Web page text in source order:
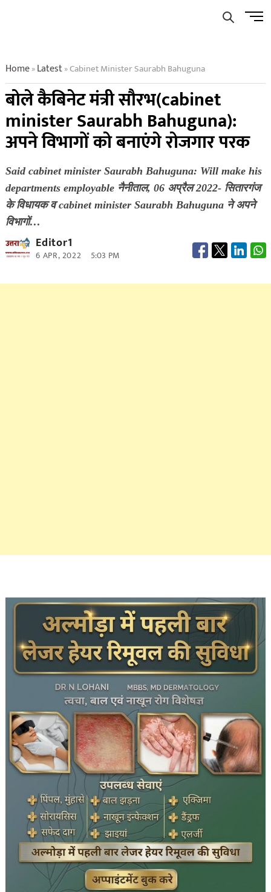
Menu
Home»Latest»Cabinet Minister Saurabh Bahuguna
बोले कैबिनेट मंत्री सौरभ(cabinet
minister Saurabh Bahuguna):
अपने विभागों को बनाएंगे रोजगार परक
Said cabinet minister Saurabh Bahuguna: Will make his
departments employable नैनीताल, 06 अप्रैल 2022- सितारगंज
के विधायक व cabinet minister Saurabh Bahuguna ने अपने
विभागों…
Editor1
6 APR, 2022 5:03 PM